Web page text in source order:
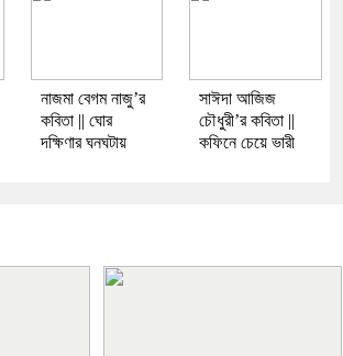
নাজমা বেগম নাজু’র
কবিতা || ঘোর
দক্ষিণার ঘনঘটায়
সাঈদা আজিজ
চৌধুরী’র কবিতা ||
কফিনে চেয়ে ভারী